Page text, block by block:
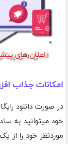
امکانات جذاب
در صورت دانلود
موردنظر خود را از